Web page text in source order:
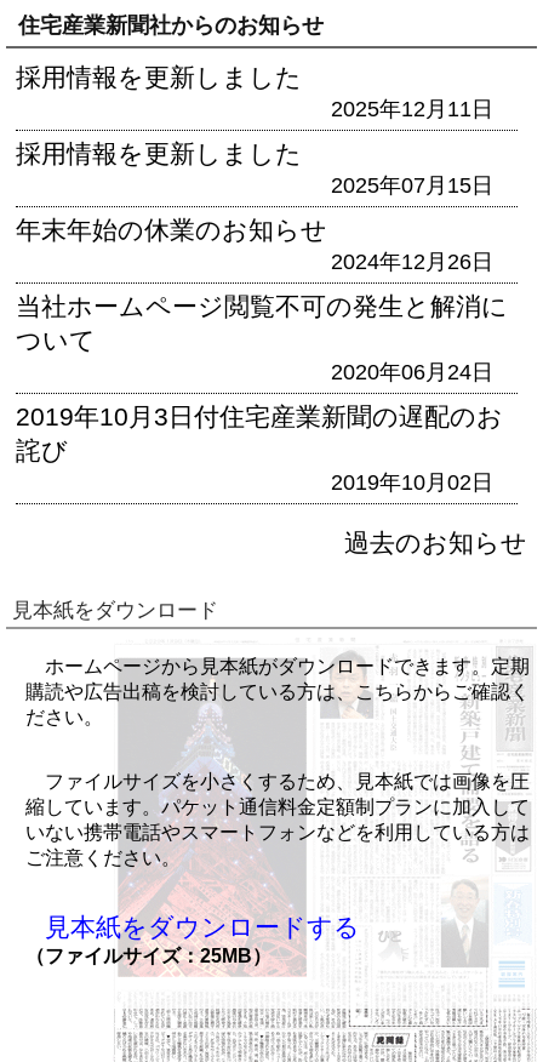
住宅産業新聞社からのお知らせ
採用情報を更新しました
2025年12月11日
採用情報を更新しました
2025年07月15日
年末年始の休業のお知らせ
2024年12月26日
当社ホームページ閲覧不可の発生と解消に
ついて
2020年06月24日
2019年10月3日付住宅産業新聞の遅配のお
詫び
2019年10月02日
過去のお知らせ
見本紙をダウンロード
ホームページから見本紙がダウンロードできます。定期
購読や広告出稿を検討している方は、こちらからご確認く
ださい。
ファイルサイズを小さくするため、見本紙では画像を圧
縮しています。パケット通信料金定額制プランに加入して
いない携帯電話やスマートフォンなどを利用している方は
ご注意ください。
見本紙をダウンロードする
（ファイルサイズ：25MB）